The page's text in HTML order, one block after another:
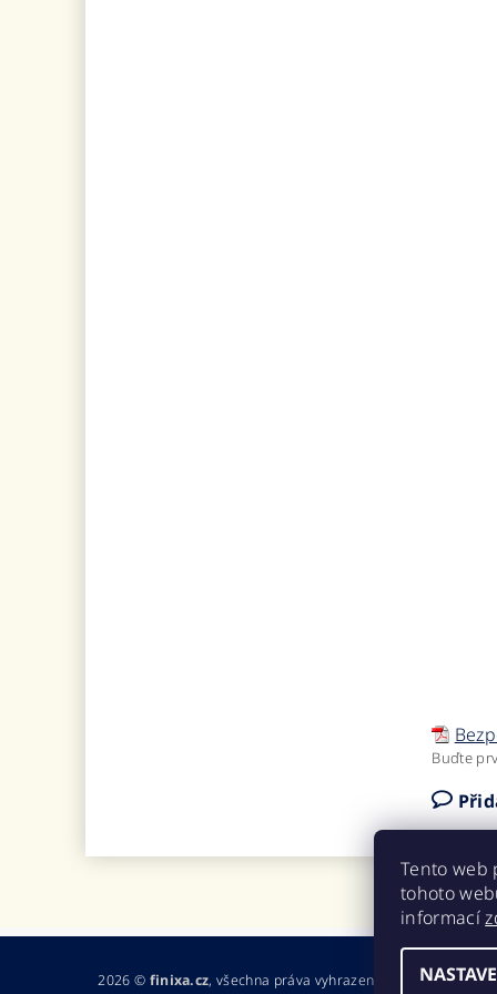
Buďte
2026 © finixa.cz, všechna práva vyhrazena
Tento web
tohoto
informací